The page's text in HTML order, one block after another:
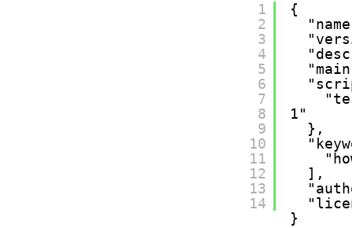
1
2
3
4
5
6
7
8
9
10
11
12
13
14
{
1"
},
],
}